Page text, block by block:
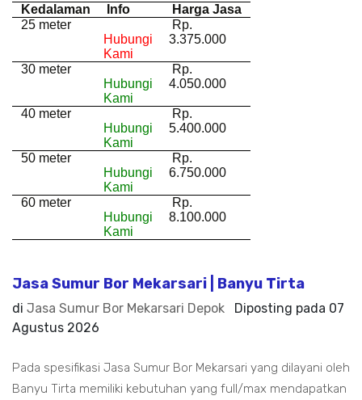
Kedalaman Info
Harga Jasa
25 meter
Hubungi
Kami
Rp.
3.375.000
30 meter
Hubungi
Kami
Rp.
4.050.000
40 meter
Hubungi
Kami
Rp.
5.400.000
50 meter
Hubungi
Kami
Rp.
6.750.000
60 meter
Hubungi
Kami
Rp.
8.100.000
Jasa Sumur Bor Mekarsari | Banyu Tirta
di Jasa Sumur Bor Mekarsari Depok Diposting pada 07
Agustus 2026
Pada spesifikasi Jasa Sumur Bor Mekarsari yang dilayani oleh
Banyu Tirta memiliki kebutuhan yang full/max mendapatkan